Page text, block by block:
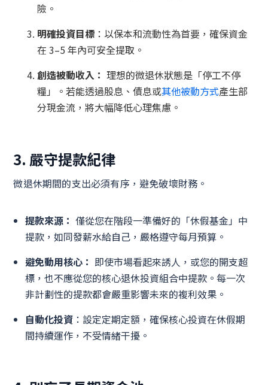
險。
明確投資目標 ：以保本和流動性為首要，確保資金
在 3–5 年內可安全提取。
創造被動收入： 理想的微退休狀態是「停工不停
糧」。若能透過股息、債息或其他被動方式產生部
分現金流，將大幅降低心理焦慮。
3. 嚴守提款紀律
微退休期間的支出必須有序，避免破壞財務。
提款來源： 僅從您在階段一準備好的「休假基金」中
提款，如同發薪水給自己，嚴格遵守每月預算。
避免動用核心： 即使市場看起來誘人，或您的開支超
標，也不應從您的核心退休投資組合中提款。每一次
非計劃性的提款都會嚴重影響未來的複利效果。
自動化投資 ：設定定期定額，確保核心投資在休假期
間持續運作，不受情緒干擾。